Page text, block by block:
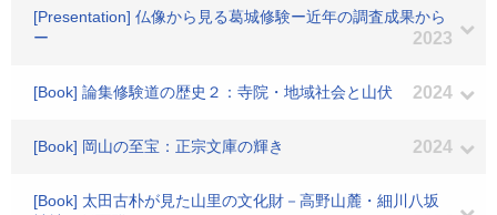
[Presentation] 仏像から見る葛城修験ー近年の調査成果から
ー
2023
[Book] 論集修験道の歴史２：寺院・地域社会と山伏 2024
[Book] 岡山の至宝：正宗文庫の輝き 2024
[Book] 太田古朴が見た山里の文化財－高野山麓・細川八坂